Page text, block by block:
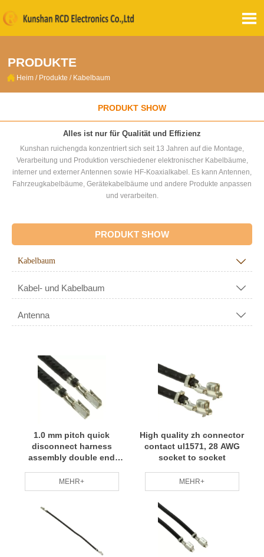

PRODUKTE
 Heim / Produkte / Kabelbaum
PRODUKT SHOW
Alles ist nur für Qualität und Effizienz
Kunshan ruichengda konzentriert sich seit 13 Jahren auf die Montage,
Verarbeitung und Produktion verschiedener elektronischer Kabelbäume,
interner und externer Antennen sowie HF-Koaxialkabel. Es kann Antennen,
Fahrzeugkabelbäume, Gerätekabelbäume und andere Produkte anpassen
und verarbeiten.
PRODUKT SHOW
Kabelbaum 
Kabel- und Kabelbaum 
Antenna 
1.0 mm pitch quick
disconnect harness
assembly double end
MEHR+
High quality zh connector
contact ul1571, 28 AWG
socket to socket
MEHR+